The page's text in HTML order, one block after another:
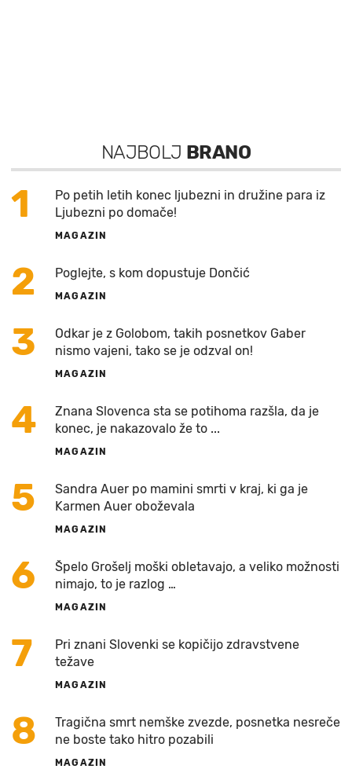
NAJBOLJ BRANO
1
Po petih letih konec ljubezni in družine para iz
Ljubezni po domače!
MAGAZIN
2 Poglejte, s kom dopustuje Dončić
MAGAZIN
3
Odkar je z Golobom, takih posnetkov Gaber
nismo vajeni, tako se je odzval on!
MAGAZIN
4
Znana Slovenca sta se potihoma razšla, da je
konec, je nakazovalo že to ...
MAGAZIN
5
Sandra Auer po mamini smrti v kraj, ki ga je
Karmen Auer oboževala
MAGAZIN
6
Špelo Grošelj moški obletavajo, a veliko možnosti
nimajo, to je razlog …
MAGAZIN
7
Pri znani Slovenki se kopičijo zdravstvene
težave
MAGAZIN
8
Tragična smrt nemške zvezde, posnetka nesreče
ne boste tako hitro pozabili
MAGAZIN